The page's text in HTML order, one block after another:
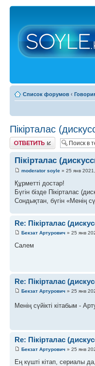
Список форумов ‹
Пікірталас
Ответить
Пікірталас
moderator soyle » 25 янв
Құрметті достар!
Бүгін бізде Пікірталас
Сондықтан, бүгін «Менің
Re: Пікірталас
Бекзат Артурович » 25 янв
Салем
Re: Пікірталас
Бекзат Артурович » 25 янв
Менің сүйікті кітабым -
Re: Пікірталас
Бекзат Артурович » 25 янв
Ең күшті кітап, сериалы